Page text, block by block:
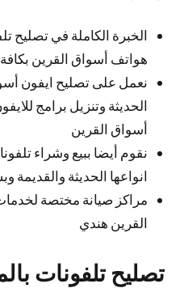
الخبرة الكاملة في تصليح
هواتف أسواق القرين بكافة
نعمل على تصليح ايفون
الحديثة وتنزيل برامج
أسواق القرين
نقوم أيضا ببيع وشراء
انواعها الحديثة والقديمة
مراكز صيانة مختصة
القرين هندي
تصليح تلفونات